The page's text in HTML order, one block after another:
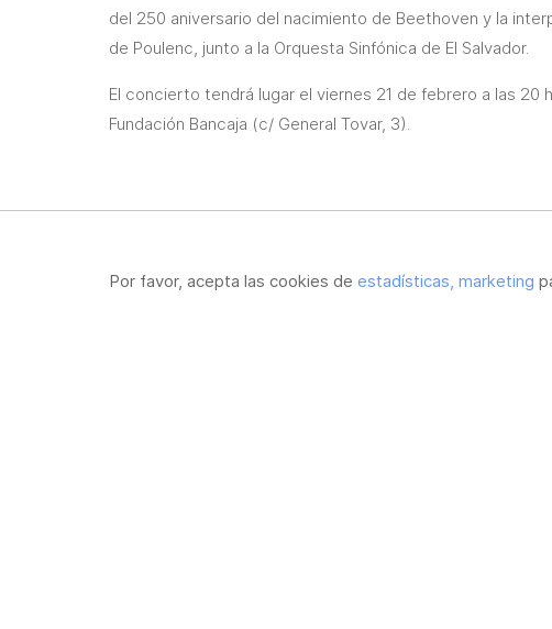
del 250 aniversario del nacimiento de Beethoven y la
de Poulenc, junto a la Orquesta Sinfónica de El Salvador.
El concierto tendrá lugar el viernes 21 de febrero a las 20
Fundación Bancaja (c/ General Tovar, 3).
Por favor, acepta las cookies de estadísticas, marketing